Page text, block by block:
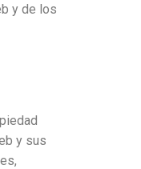
y de los
y sus